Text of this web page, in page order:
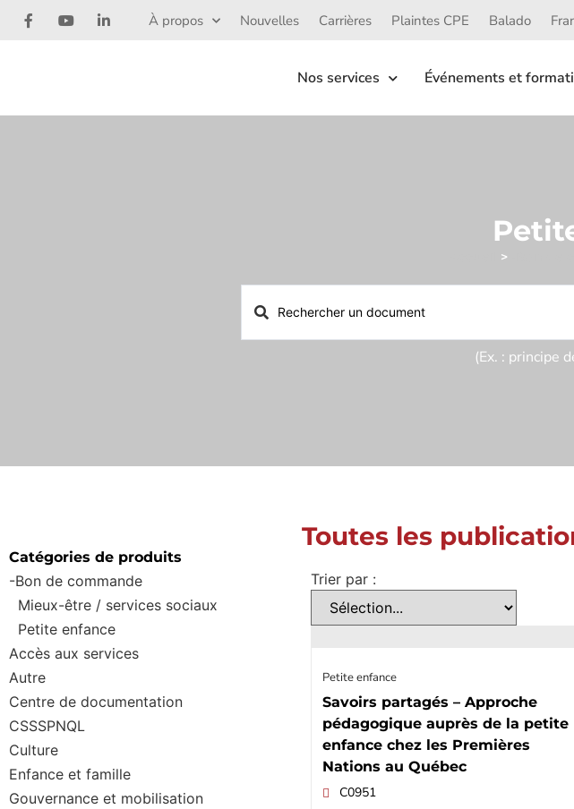
À propos Nouvelles Carrières Plaintes CPE Balado
Nos services Événements et
>
(Ex. : principe
Catégories de produits
-Bon de commande
Mieux-être / services sociaux
Petite enfance
Accès aux services
Autre
Centre de documentation
CSSSPNQL
Culture
Enfance et famille
Gouvernance et mobilisation
Toutes les
Trier par :
Petite enfance
Savoirs partagés – Approche
pédagogique auprès de la petite
enfance chez les Premières
Nations au Québec
C0951